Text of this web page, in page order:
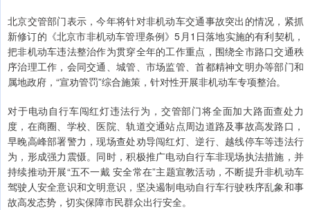
北京交管部门表示，今年将针对非机动车交通事故突出的情况，紧抓
新修订的《北京市非机动车管理条例》5月1日落地实施的有利契机，
把非机动车违法整治作为贯穿全年的工作重点，围绕全市路口交通秩
序治理工作，会同交通、城管、市场监管、首都精神文明办等部门和
属地政府，“宣劝管罚”综合施策，针对性开展非机动车专项整治。
对于电动自行车闯红灯违法行为，交管部门将全面加大路面查处力
度，在商圈、学校、医院、轨道交通站点周边道路及事故高发路口，
早晚高峰部署警力，现场查处劝导闯红灯、逆行、越线停车等违法行
为，形成强力震慑。同时，积极推广电动自行车非现场执法措施，并
持续推动开展“五不一戴 安全常在”主题宣教活动，不断提升非机动车
驾驶人安全意识和文明意识，坚决遏制电动自行车行驶秩序乱象和事
故高发态势，切实保障市民群众出行安全。